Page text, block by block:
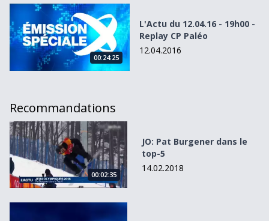
L&#039;Actu du 12.04.16 - 19h00 - Replay CP Paléo
00:24:25
L'Actu du 12.04.16 - 19h00 -
Replay CP Paléo
12.04.2016
Recommandations
JO: Pat Burgener dans le top-5
00:02:35
JO: Pat Burgener dans le
top-5
14.02.2018
L&#039;Actu du 31.03.14 - 19h00